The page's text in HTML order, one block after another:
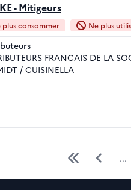
- Mitigeurs
plus consommer Ne plus
FRANCAIS DE LA
/ CUISINELLA
...